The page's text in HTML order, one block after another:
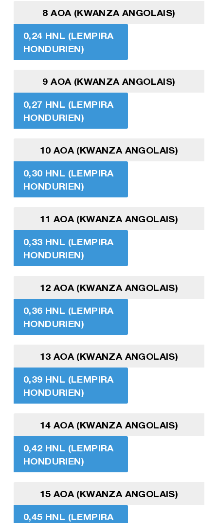
8 AOA (KWANZA ANGOLAIS)
0,24 HNL (LEMPIRA
HONDURIEN)
9 AOA (KWANZA ANGOLAIS)
0,27 HNL (LEMPIRA
HONDURIEN)
10 AOA (KWANZA ANGOLAIS)
0,30 HNL (LEMPIRA
HONDURIEN)
11 AOA (KWANZA ANGOLAIS)
0,33 HNL (LEMPIRA
HONDURIEN)
12 AOA (KWANZA ANGOLAIS)
0,36 HNL (LEMPIRA
HONDURIEN)
13 AOA (KWANZA ANGOLAIS)
0,39 HNL (LEMPIRA
HONDURIEN)
14 AOA (KWANZA ANGOLAIS)
0,42 HNL (LEMPIRA
HONDURIEN)
15 AOA (KWANZA ANGOLAIS)
0,45 HNL (LEMPIRA